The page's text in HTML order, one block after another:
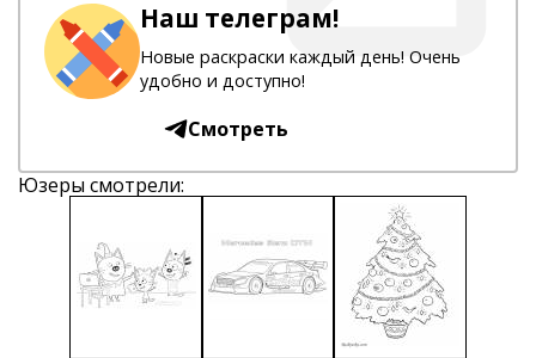
Наш телеграм!
Новые раскраски каждый день! Очень
удобно и доступно!
Смотреть
Юзеры смотрели: